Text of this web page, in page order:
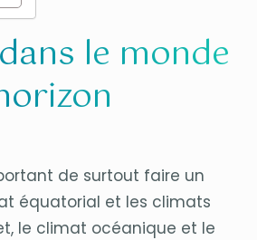
le monde
de surtout faire un
équatorial et les climats
le climat océanique et le